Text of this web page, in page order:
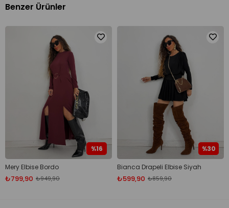
Benzer Ürünler
Mery Elbise Bordo
₺799,90 ₺949,90
%16
Bianca Drapeli Elbise Siyah
₺599,90 ₺859,90
%30